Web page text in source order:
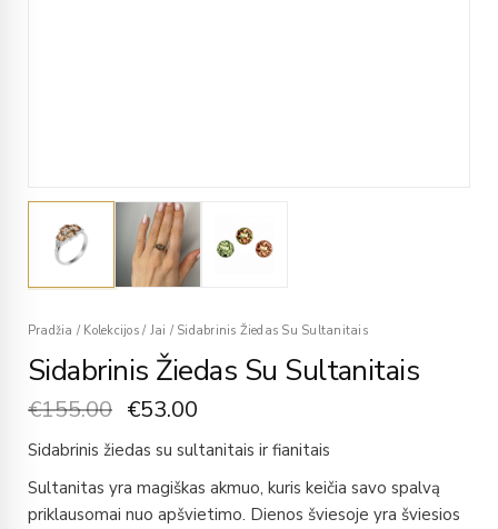
Pradžia / Kolekcijos / Jai /Sidabrinis Žiedas Su Sultanitais
Sidabrinis Žiedas Su Sultanitais
€155.00 €53.00
Sidabrinis žiedas su sultanitais ir fianitais
Sultanitas yra magiškas akmuo, kuris keičia savo spalvą
priklausomai nuo apšvietimo. Dienos šviesoje yra šviesios